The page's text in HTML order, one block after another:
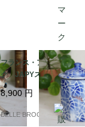
フランス・アンティー
ク JAPYスタイル ホ
ーローキャニスター "C
afé" ブルー＆ホワイト
幾何学模様（1920-30
年代頃）｜フランス発
8,900 円
BELLE BROCANTE